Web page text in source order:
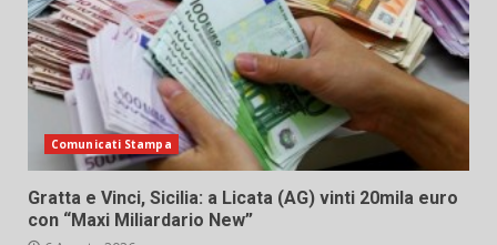
Comunicati Stampa
Gratta e Vinci, Sicilia: a Licata (AG) vinti 20mila euro
con “Maxi Miliardario New”